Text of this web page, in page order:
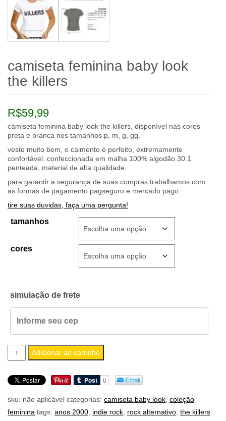
camiseta feminina baby look
the killers
R$59,99
camiseta feminina baby look the killers, disponível nas cores
preta e branca nos tamanhos p, m, g, gg.
veste muito bem, o caimento é perfeito, extremamente
confortável. confeccionada em malha 100% algodão 30.1
penteada, material de alta qualidade.
para garantir a segurança de suas compras trabalhamos com
as formas de pagamento pagseguro e mercado pago.
tire suas duvidas, faça uma pergunta!
tamanhos
cores
simulação de frete
camiseta
feminina
baby
the
killers
Adicionar ao carrinho
sku: não aplicável categorias: camiseta baby look coleção
feminina tags: anos 2000 indie rock rock alternativo the killers